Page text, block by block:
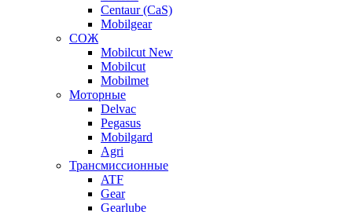
Centaur (CaS)
Mobilgear
СОЖ
Mobilcut New
Mobilcut
Mobilmet
Моторные
Delvac
Pegasus
Mobilgard
Agri
Трансмиссионные
ATF
Gear
Gearlube